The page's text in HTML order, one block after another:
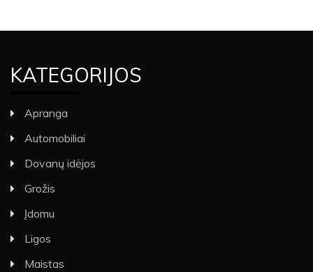
KATEGORIJOS
Apranga
Automobiliai
Dovanų idėjos
Grožis
Įdomu
Ligos
Maistas